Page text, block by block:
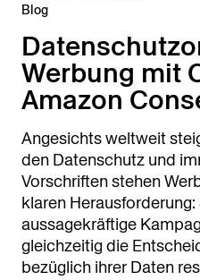
Blog
Werbung mit
Amazon
Angesichts weltweit
den Datenschutz und
Vorschriften stehen
klaren
aussagekräftige
gleichzeitig die
bezüglich ihrer Daten